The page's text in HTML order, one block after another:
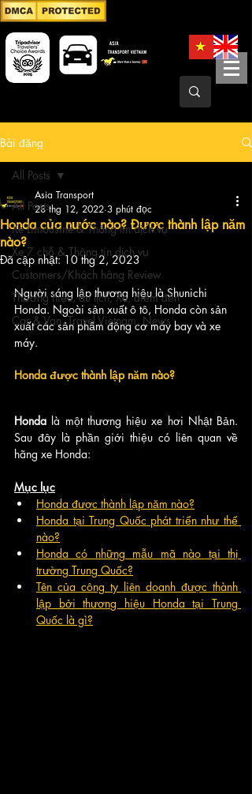
Bài đăng
All Posts
Xe Limousine & Thông tin dịch vụ
Xe 7 chỗ & Thông tin dịch vụ
Customers/Khách hàng Review
Thương hiệu, du lịch, Xe, điểm đến
Car & Van, Travel Vietnam, News
All Posts
Honda của nước nào? Được thành lập năm
nào?
Asia Transport
28 thg 12, 2022 3 phút đọc
Đã cập nhật:10 thg 2, 2023
Người sáng lập thương hiệu là Shunichi
Honda. Ngoài sản xuất ô tô, Honda còn sản
xuất các sản phẩm động cơ máy bay và xe
máy.
Honda được thành lập năm nào?
Honda là một thương hiệu xe hơi Nhật Bản.
Sau đây là phần giới thiệu có liên quan về
hãng xe Honda:
Mục lục
Honda được thành lập năm nào?
Honda tại Trung Quốc phát triển như thế
nào?
Honda có những mẫu mã nào tại thị
trường Trung Quốc?
Tên của công ty liên doanh được thành
lập bởi thương hiệu Honda tại Trung
Quốc là gì?